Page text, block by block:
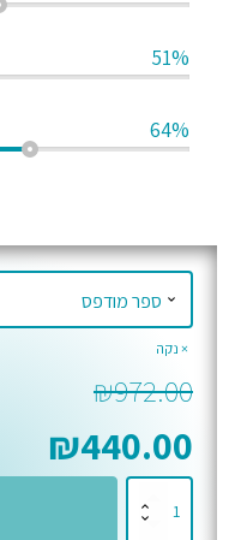
51%
64%
נקה
₪972.00
₪440.00